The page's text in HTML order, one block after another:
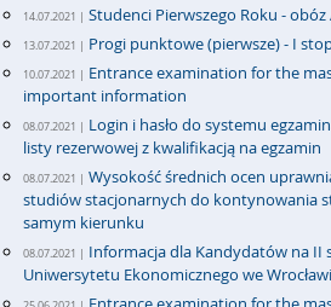
14.07.2021 | Studenci Pierwszego Roku - obóz
13.07.2021 | Progi punktowe (pierwsze) - I
10.07.2021 | Entrance examination for the
important information
08.07.2021 | Login i hasło do systemu
listy rezerwowej z kwalifikacją na egzamin
08.07.2021 | Wysokość średnich ocen
studiów stacjonarnych do kontynowania
samym kierunku
08.07.2021 | Informacja dla Kandydatów na
Uniwersytetu Ekonomicznego we